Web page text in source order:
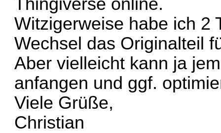
Witzigerweise habe ich 2
Wechsel das Originalteil
Aber vielleicht kann ja
anfangen und ggf.
Viele Grüße,
Christian